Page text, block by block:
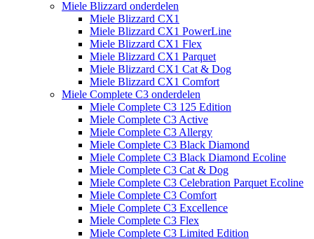
Miele Blizzard onderdelen
Miele Blizzard CX1
Miele Blizzard CX1 PowerLine
Miele Blizzard CX1 Flex
Miele Blizzard CX1 Parquet
Miele Blizzard CX1 Cat & Dog
Miele Blizzard CX1 Comfort
Miele Complete C3 onderdelen
Miele Complete C3 125 Edition
Miele Complete C3 Active
Miele Complete C3 Allergy
Miele Complete C3 Black Diamond
Miele Complete C3 Black Diamond Ecoline
Miele Complete C3 Cat & Dog
Miele Complete C3 Celebration Parquet Ecoline​
Miele Complete C3 Comfort
Miele Complete C3 Excellence
Miele Complete C3 Flex
Miele Complete C3 Limited Edition